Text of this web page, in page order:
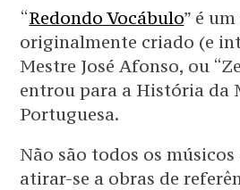
“Redondo Vocábulo” é
originalmente criado (e
Mestre José Afonso, ou
entrou para a História da
Portuguesa.
Não são todos os
atirar-se a obras de